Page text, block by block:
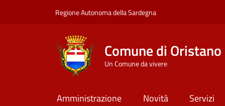
Regione Autonoma della Sardegna
Comune di Oristano
Un Comune da vivere
Amministrazione Novità Servizi